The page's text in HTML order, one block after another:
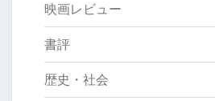
映画レビュー
書評
歴史・社会